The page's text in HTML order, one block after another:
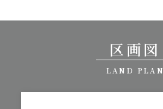
区画図
LAND PLAN